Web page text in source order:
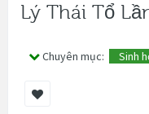
Lý Thái Tổ
Chuyên mục: Sinh